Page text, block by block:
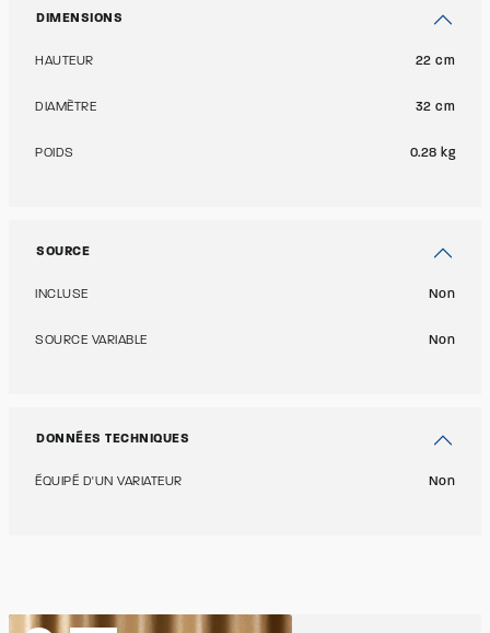
DIMENSIONS
HAUTEUR 22 cm
DIAMÈTRE 32 cm
POIDS 0.28 kg
SOURCE
INCLUSE Non
SOURCE VARIABLE Non
DONNÉES TECHNIQUES
ÉQUIPÉ D'UN VARIATEUR Non